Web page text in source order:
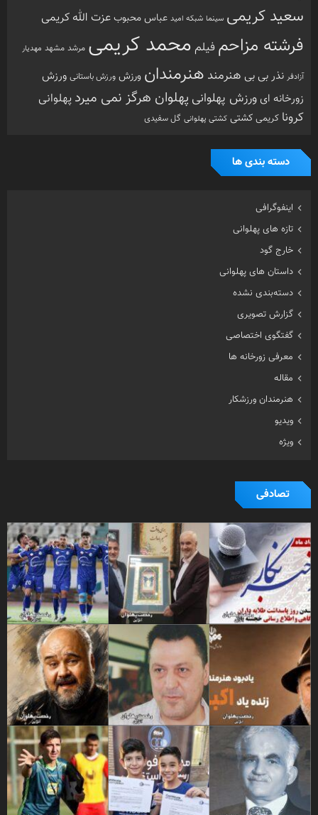
سعید کریمی سینما شبکه امید عباس محبوبعزت الله کریمی
فرشته مزاحمفیلم محمد کریمی مرشد مشهد مهدیار
آزادفر نذر بی بی هنرمند هنرمندان ورزش ورزش باستانی ورزش
زورخانه ای ورزش پهلوانی پهلوان هرگز نمی میرد پهلوانی
کرونا کریمی کشتی کشتی پهلوانی گل سفیدی
دسته بندی ها
اینفوگرافی
تازه های پهلوانی
خارج گود
داستان های پهلوانی
دسته‌بندی نشده
گزارش تصویری
گفتگوی اختصاصی
معرفی زورخانه ها
مقاله
هنرمندان ورزشکار
ویدیو
ویژه
تصادفی